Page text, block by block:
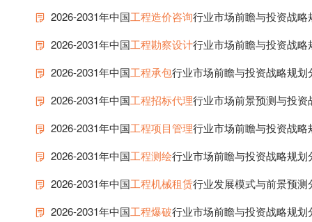
2026-2031年中国工程造价咨询行业市场前瞻与投资战略
2026-2031年中国工程勘察设计行业市场前瞻与投资战略
2026-2031年中国工程承包行业市场前瞻与投资战略规划
2026-2031年中国工程招标代理行业市场前景预测与投
2026-2031年中国工程项目管理行业市场前瞻与投资战略
2026-2031年中国工程测绘行业市场前瞻与投资战略规划
2026-2031年中国工程机械租赁行业发展模式与前景预测
2026-2031年中国工程爆破行业市场前瞻与投资战略规划